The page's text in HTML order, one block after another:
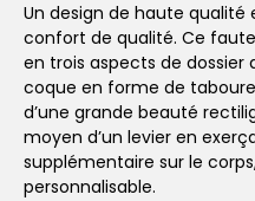
Un design de haute qualité
confort de qualité. Ce
en trois aspects de dossier
coque en forme de
d’une grande beauté
moyen d’un levier en
supplémentaire sur le
personnalisable.